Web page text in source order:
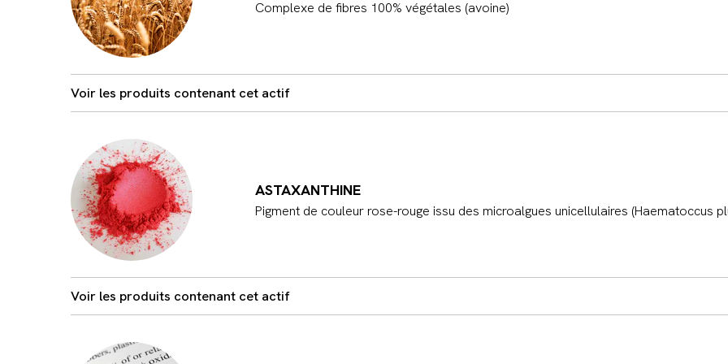
Complexe de fibres 100% végétales (avoine)
Voir les produits contenant cet actif
ASTAXANTHINE
Pigment de couleur rose-rouge issu des microalgues unicellulaires (Haematoccus
Voir les produits contenant cet actif